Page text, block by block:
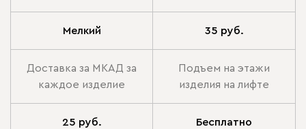
Мелкий 35 руб.
Доставка за МКАД за
каждое изделие
Подъем на этажи
изделия на лифте
25 руб. Бесплатно